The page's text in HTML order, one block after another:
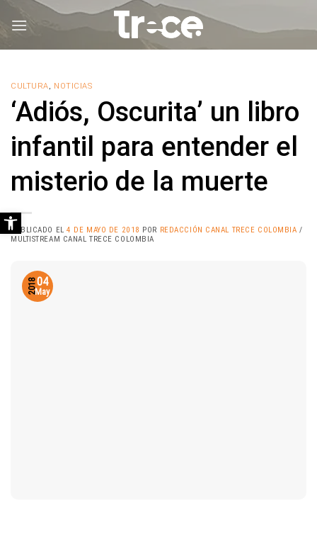
CULTURA, NOTICIAS
‘Adiós, Oscurita’ un libro
infantil para entender el
misterio de la muerte
PUBLICADO EL4 DE MAYO DE 2018 POR REDACCIÓN CANAL TRECE COLOMBIA /
MULTISTREAM CANAL TRECE COLOMBIA
04
May
2018
Abrir barra de herramientas